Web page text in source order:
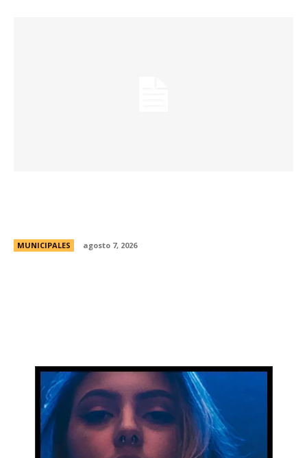
MUNICIPALES agosto 7, 2026